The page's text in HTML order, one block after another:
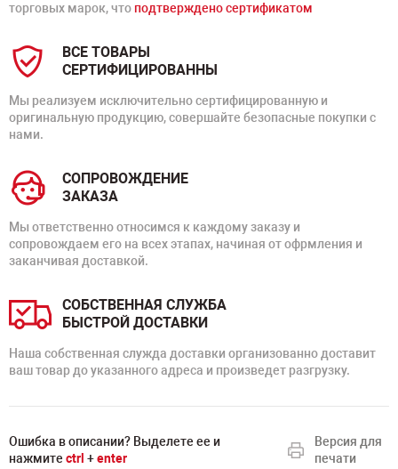
торговых марок, что подтверждено сертификатом
ВСЕ ТОВАРЫ
СЕРТИФИЦИРОВАННЫ
Мы реализуем исключительно сертифицированную и
оригинальную продукцию, совершайте безопасные покупки с
нами.
СОПРОВОЖДЕНИЕ
ЗАКАЗА
Мы ответственно относимся к каждому заказу и
сопровождаем его на всех этапах, начиная от офрмления и
заканчивая доставкой.
СОБСТВЕННАЯ СЛУЖБА
БЫСТРОЙ ДОСТАВКИ
Наша собственная служда доставки организованно доставит
ваш товар до указанного адреса и произведет разгрузку.
Ошибка в описании? Выделете ее и
нажмите ctrl +enter
Версия для
печати